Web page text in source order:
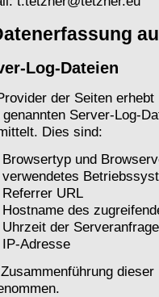
Log-Dateien
der Seiten
genannten Server-Log-
Dies sind:
Browsertyp und
verwendetes
Referrer URL
Hostname des
Uhrzeit der Serveranfrage
IP-Adresse